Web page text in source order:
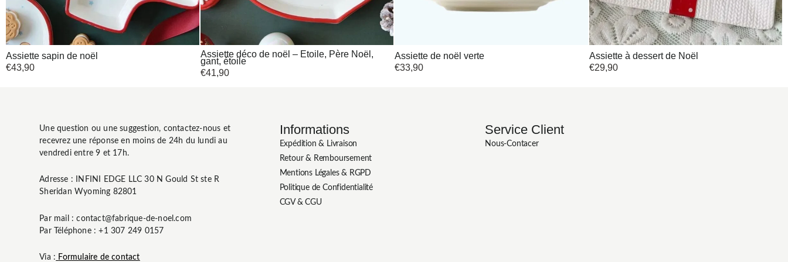
Assiette sapin de noël
€43,90
Assiette déco de noël – Etoile, Père Noël,
gant, étoile
€41,90
Assiette de noël verte
€33,90
Assiette à dessert de Noël
€29,90
Une question ou une suggestion, contactez-nous et
recevrez une réponse en moins de 24h du lundi au
vendredi entre 9 et 17h.
Adresse : INFINI EDGE LLC 30 N Gould St ste R
Sheridan Wyoming 82801
Par mail : contact@fabrique-de-noel.com
Par Téléphone : +1 307 249 0157
Via : Formulaire de contact
Informations
Expédition & Livraison
Retour & Remboursement
Mentions Légales & RGPD
Politique de Confidentialité
CGV & CGU
Service Client
Nous-Contacer